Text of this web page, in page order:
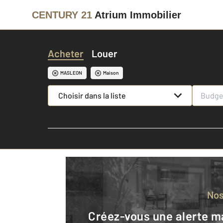
CENTURY 21 Atrium Immobilier
Acheter Louer
MASLEON Maison
Choisir dans la liste
Créez-vous une alerte mail pour être averti quand une annonce est en ligne et consultez la